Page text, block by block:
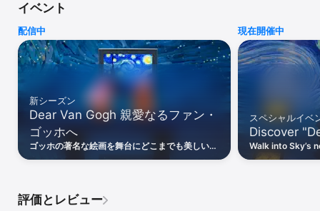
続けた見えない手の正体を確かめに行きましょう。
数々の賞を受賞した『風ノ旅ビト』のクリエイター陣が贈る『Dear
Van Gogh 親愛なるファン・ゴッホへ 』で、世界中のプレイヤーた
ちとともに、共感、つながり、芸術が織りなす忘れられない体験を
あなたに。
多くの人が知らなかった物語
誰もがファン・ゴッホの伝説を知っている。だが、彼の真の物語を
知る者はほんのわずか。
ファン・ゴッホの人生を支え形成したのは、弟テオとの数十年に及
ぶ文通でした。膨大な数の手紙には戸惑い、驚き、彼の芸術を支え
セントの遺産を未来へとつないだ、もう一人の大切な存在です。彼
女とともに名画の裏にある物語を紐解くうちに、「天才」と呼ばれ
イベント
配信中
新シーズン
Dear Van Gogh 親愛なるファン・
ゴッホへ
ゴッホの著名な絵画を舞台にどこまでも美しい世
現在開催中
スペシャルイベ
Discover
Walk into Sky’s
under Taipei
評価とレビュー